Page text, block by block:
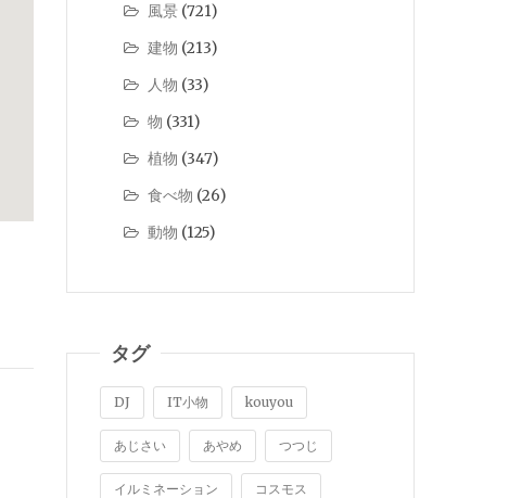
風景 (721)
建物 (213)
人物 (33)
物 (331)
植物 (347)
食べ物 (26)
動物 (125)
タグ
DJ IT小物 kouyou
あじさい あやめ つつじ
イルミネーション コスモス